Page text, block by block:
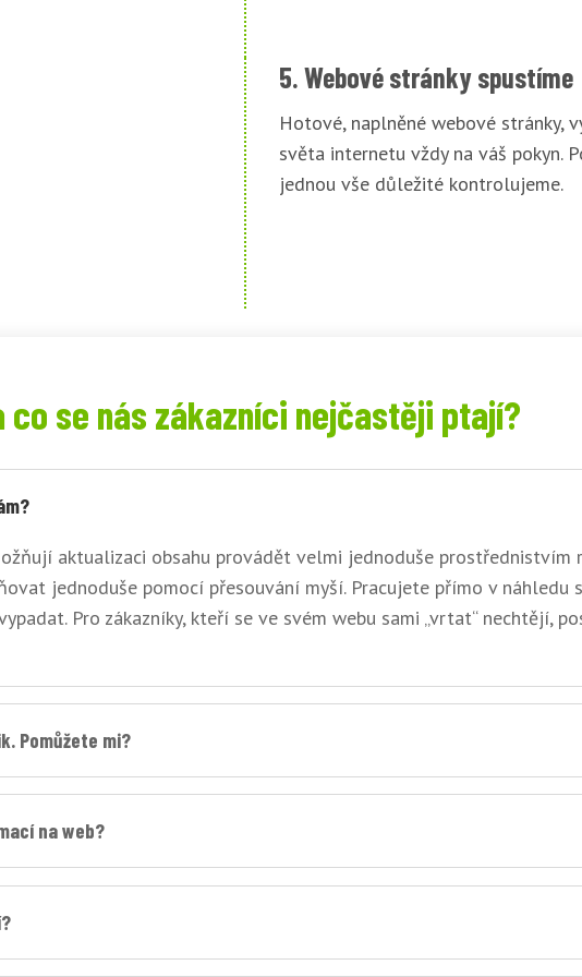
5. Webové stránky spustíme
Hotové, naplněné webové stránky,
světa internetu vždy na váš pokyn.
jednou vše důležité kontrolujeme.
co se nás zákazníci nejčastěji ptají?
aktualizaci obsahu provádět velmi jednoduše prostřednistvím
jednoduše pomocí přesouvání myší. Pracujete přímo v náhledu
Pro zákazníky, kteří se ve svém webu sami „vrtat“ nechtějí,
Pomůžete mi?
na web?